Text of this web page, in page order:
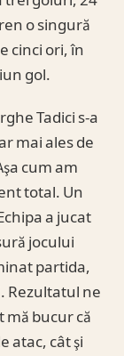
o singură
cinci ori, în
gol.
Tadici s-a
mai ales de
cum am
total. Un
a jucat
jocului
partida,
Rezultatul ne
mă bucur că
atac, cât şi